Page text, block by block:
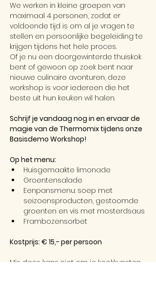
We werken in kleine groepen van
maximaal 4 personen, zodat er
voldoende tijd is om al je vragen te
stellen en persoonlijke begeleiding te
krijgen tijdens het hele proces.
Of je nu een doorgewinterde thuiskok
bent of gewoon op zoek bent naar
nieuwe culinaire avonturen, deze
workshop is voor iedereen die het
beste uit hun keuken wil halen.
Schrijf je vandaag nog in en ervaar de
magie van de Thermomix tijdens onze
Basisdemo Workshop!
Op het menu:
Huisgemaakte limonade
Groentensalade
Eenpansmenu: soep met
seizoensproducten, gestoomde
groenten en vis met mosterdsaus
Frambozensorbet
Kostprijs: € 15,- per persoon
Mis deze kans niet om je kookkunsten